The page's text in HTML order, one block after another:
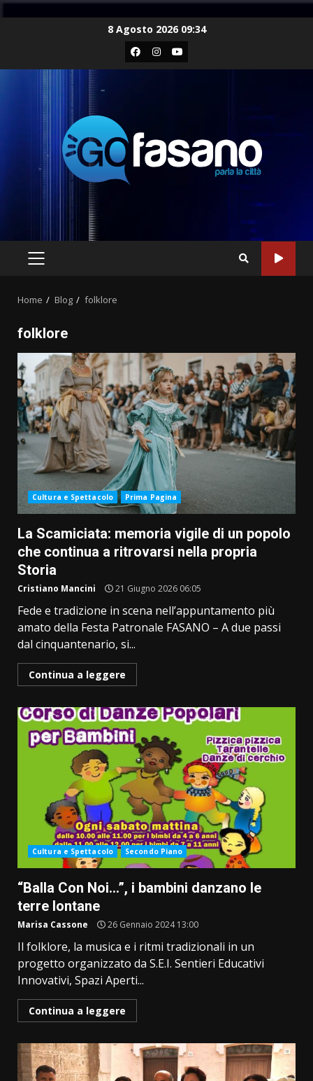
8 Agosto 2026 09:34
Facebook
Instagram
Youtube
PRIMARY
Home Blog folklore
folklore
Cultura e Spettacolo Prima Pagina
La Scamiciata: memoria vigile di un popolo
che continua a ritrovarsi nella propria
Storia
Cristiano Mancini 21 Giugno 2026 06:05
Fede e tradizione in scena nell’appuntamento più
amato della Festa Patronale FASANO – A due passi
dal cinquantenario, si...
Continua a leggere
Cultura e Spettacolo Secondo Piano
“Balla Con Noi…”, i bambini danzano le
terre lontane
Marisa Cassone 26 Gennaio 2024 13:00
Il folklore, la musica e i ritmi tradizionali in un
progetto organizzato da S.E.I. Sentieri Educativi
Innovativi, Spazi Aperti...
Continua a leggere